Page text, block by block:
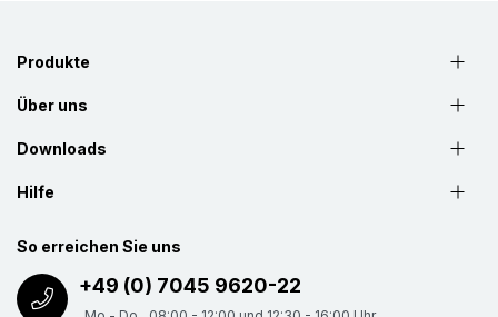
Produkte
Über uns
Downloads
Hilfe
So erreichen Sie uns
+49 (0) 7045 9620-22